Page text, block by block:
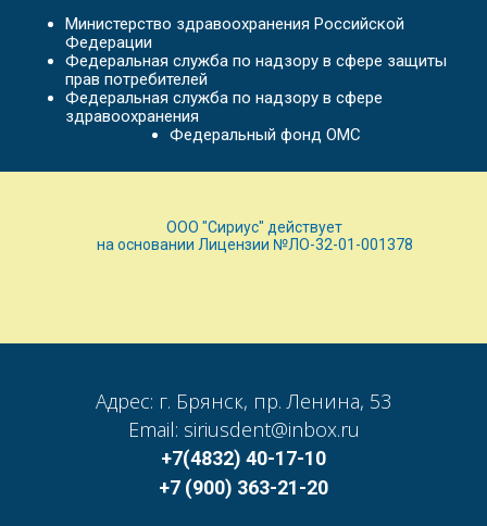
Министерство здравоохранения Российской
Федерации
Федеральная служба по надзору в сфере защиты
прав потребителей
Федеральная служба по надзору в сфере
здравоохранения
Федеральный фонд ОМС
ООО "Сириус" действует
на основании Лицензии №ЛО-32-01-001378
Адрес: г. Брянск, пр. Ленина, 53
Email: siriusdent@inbox.ru
+7(4832) 40-17-10
+7 (900) 363-21-20